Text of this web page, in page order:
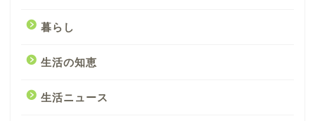
暮らし
生活の知恵
生活ニュース